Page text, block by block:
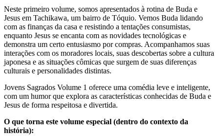
Neste primeiro volume, somos apresentados à rotina de Buda e
Jesus em Tachikawa, um bairro de Tóquio. Vemos Buda lidando
com as finanças da casa e resistindo a tentações consumistas,
enquanto Jesus se encanta com as novidades tecnológicas e
demonstra um certo entusiasmo por compras. Acompanhamos suas
interações com os moradores locais, suas descobertas sobre a cultura
japonesa e as situações cômicas que surgem de suas diferenças
culturais e personalidades distintas.
Jovens Sagrados Volume 1 oferece uma comédia leve e inteligente,
com um humor que explora as características conhecidas de Buda e
Jesus de forma respeitosa e divertida.
O que torna este volume especial (dentro do contexto da
história):